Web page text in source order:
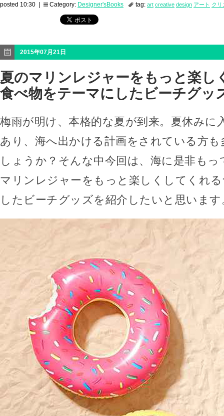
posted 10:30 | Category: Designer'sBooks tag: art creative design アート クリ
2015年07月21日
夏のマリンレジャーをもっと楽し
食べ物をテーマにしたビーチグッ
梅雨が明け、本格的な夏が到来。夏休みに
あり、海へ出かける計画をされている方
しょうか？そんな中今回は、海に是非も
マリンレジャーをもっと楽しくしてくれ
したビーチグッズを紹介したいと思います